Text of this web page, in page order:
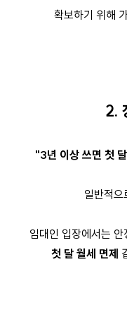
확보하기 위해
2.
"3년 이상 쓰면 첫
일반적
임대인 입장에서는
첫 달 월세 면제